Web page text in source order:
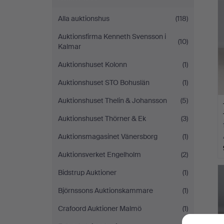
Alla auktionshus
(118)
Auktionsfirma Kenneth Svensson i
Kalmar
(10)
Auktionshuset Kolonn
(1)
Auktionshuset STO Bohuslän
(1)
Auktionshuset Thelin & Johansson
(5)
Auktionshuset Thörner & Ek
(3)
Auktionsmagasinet Vänersborg
(1)
Auktionsverket Engelholm
(2)
Bidstrup Auktioner
(1)
Björnssons Auktionskammare
(1)
Crafoord Auktioner Malmö
(1)